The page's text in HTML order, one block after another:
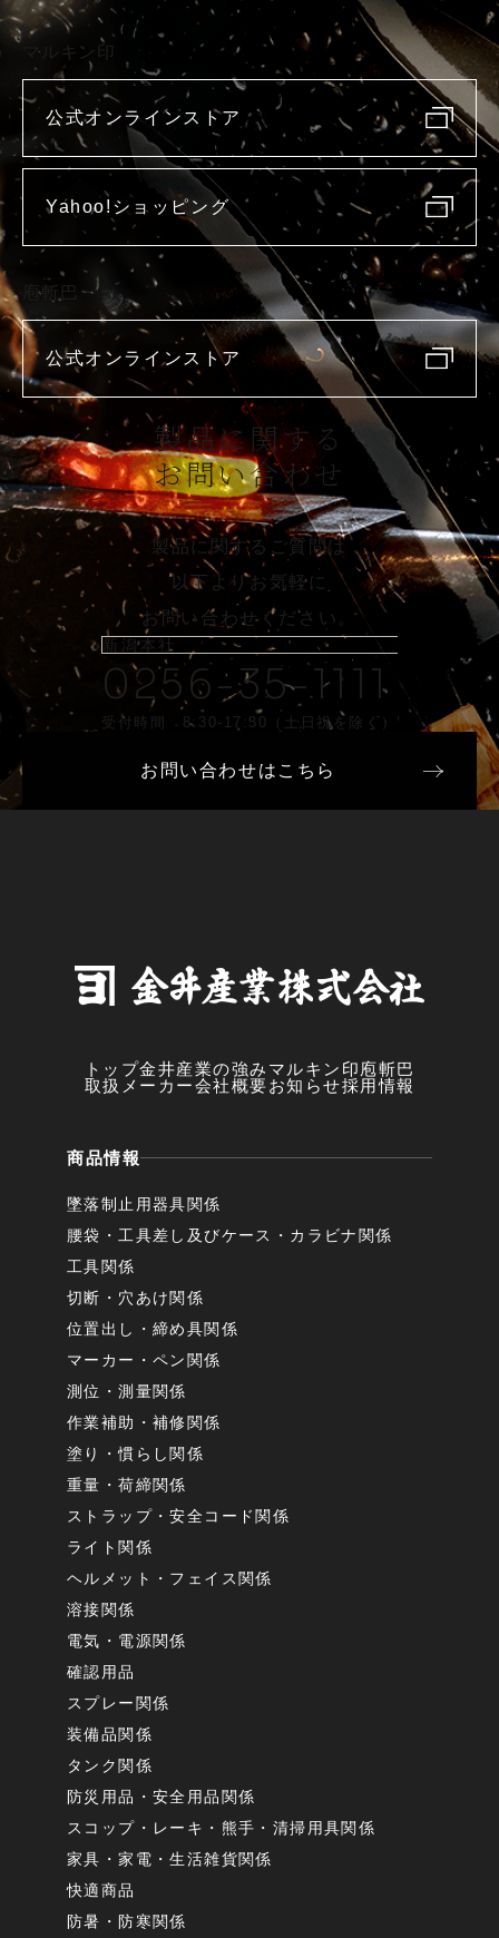
マルキン印
公式オンラインストア
Yahoo!ショッピング
庖斬巴
公式オンラインストア
製品に関する
お問い合わせ
製品に関するご質問は
以下よりお気軽に
お問い合わせください。
新潟本社
0256-35-1111
受付時間 8:30-17:30（土日祝を除く）
お問い合わせはこちら
トップ金井産業の強み マルキン印 庖斬巴
取扱メーカー会社概要お知らせ採用情報
商品情報
墜落制止用器具関係
腰袋・工具差し及びケース・カラビナ関係
工具関係
切断・穴あけ関係
位置出し・締め具関係
マーカー・ペン関係
測位・測量関係
作業補助・補修関係
塗り・慣らし関係
重量・荷締関係
ストラップ・安全コード関係
ライト関係
ヘルメット・フェイス関係
溶接関係
電気・電源関係
確認用品
スプレー関係
装備品関係
タンク関係
防災用品・安全用品関係
スコップ・レーキ・熊手・清掃用具関係
家具・家電・生活雑貨関係
快適商品
防暑・防寒関係